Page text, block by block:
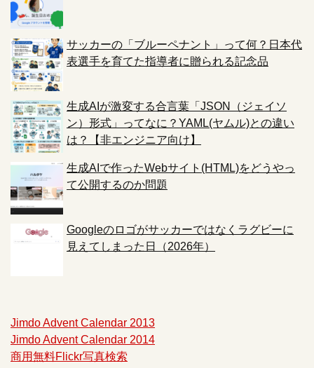
サッカーの「ブルーペナント」って何？日本代
表選手を育てた指導者に贈られる記念品
生成AIが激変する合言葉「JSON（ジェイソ
ン）形式」ってなに？YAML(ヤムル)との違い
は？【非エンジニア向け】
生成AIで作ったWebサイト(HTML)をどうやっ
て公開するのか問題
Googleのロゴがサッカーではなくラグビーに
見えてしまった日（2026年）
Jimdo Advent Calendar 2013
Jimdo Advent Calendar 2014
商用無料Flickr写真検索